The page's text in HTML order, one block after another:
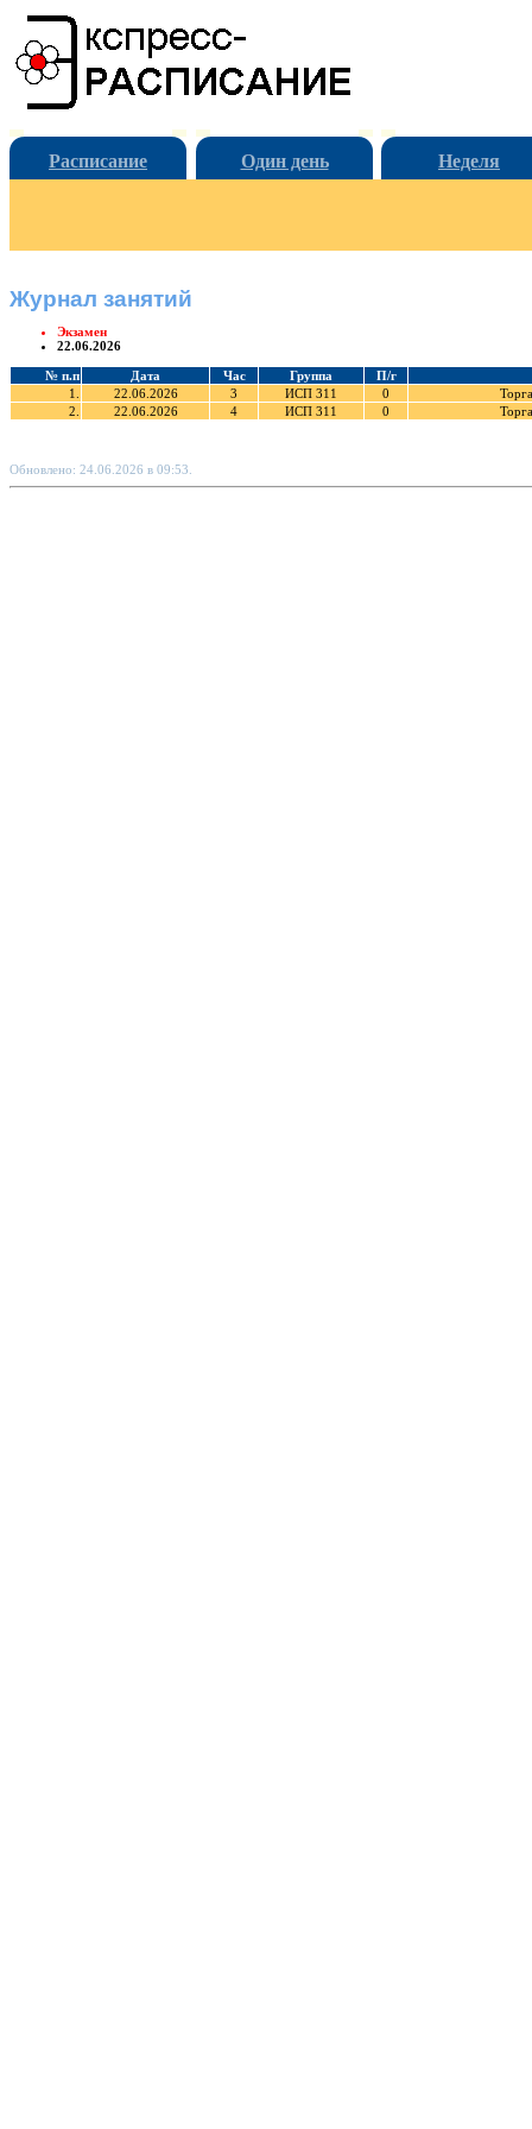
Расписание Один день Неделя
Журнал занятий
Экзамен
22.06.2026
№ п.п Дата Час Группа
П/г
1.
22.06.2026 3 ИСП 311 0
2.
22.06.2026 4 ИСП 311 0
Обновлено: 24.06.2026 в 09:53.